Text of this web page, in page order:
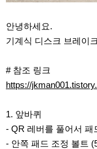
안녕하세요.
기계식 디스크 브레이
# 참조 링크
https://
1. 앞바퀴
- QR 레버를 풀어서 패
- 안쪽 패드 조정 볼트